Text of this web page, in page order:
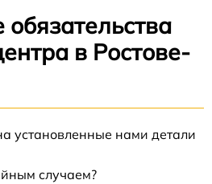
в Ростове-
установленные нами детали
случаем?